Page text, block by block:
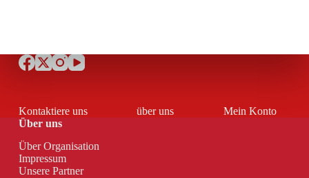
Kontaktiere uns über uns
Mein Konto
Über uns
Über Organisation
Impressum
Unsere Partner